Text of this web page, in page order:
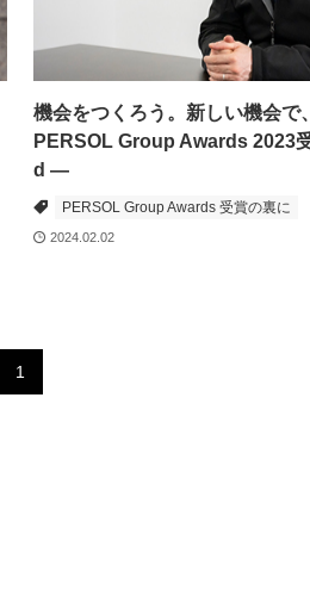
機会をつくろう。新しい機会
PERSOL Group Awards 2023
d ―
PERSOL Group Awards 受賞の裏に
2024.02.02
1